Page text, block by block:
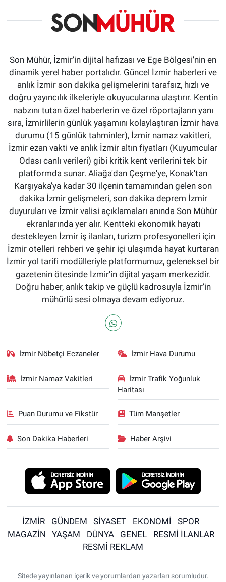
Son Mühür, İzmir’in dijital hafızası ve Ege Bölgesi'nin en
dinamik yerel haber portalıdır. Güncel İzmir haberleri ve
anlık İzmir son dakika gelişmelerini tarafsız, hızlı ve
doğru yayıncılık ilkeleriyle okuyucularına ulaştırır. Kentin
nabzını tutan özel haberlerin ve özel röportajların yanı
sıra, İzmirlilerin günlük yaşamını kolaylaştıran İzmir hava
durumu (15 günlük tahminler), İzmir namaz vakitleri,
İzmir ezan vakti ve anlık İzmir altın fiyatları (Kuyumcular
Odası canlı verileri) gibi kritik kent verilerini tek bir
platformda sunar. Aliağa'dan Çeşme'ye, Konak'tan
Karşıyaka'ya kadar 30 ilçenin tamamından gelen son
dakika İzmir gelişmeleri, son dakika deprem İzmir
duyuruları ve İzmir valisi açıklamaları anında Son Mühür
ekranlarında yer alır. Kentteki ekonomik hayatı
destekleyen İzmir iş ilanları, turizm profesyonelleri için
İzmir otelleri rehberi ve şehir içi ulaşımda hayat kurtaran
İzmir yol tarifi modülleriyle platformumuz, geleneksel bir
gazetenin ötesinde İzmir'in dijital yaşam merkezidir.
Doğru haber, anlık takip ve güçlü kadrosuyla İzmir’in
mühürlü sesi olmaya devam ediyoruz.
İzmir Nöbetçi Eczaneler İzmir Hava Durumu
İzmir Namaz Vakitleri
İzmir Trafik Yoğunluk
Haritası
Puan Durumu ve Fikstür Tüm Manşetler
Son Dakika Haberleri Haber Arşivi
İZMİR GÜNDEM SİYASET EKONOMİ
SPOR
MAGAZİN
YAŞAM DÜNYA GENEL
RESMİ İLANLAR
RESMİ REKLAM
Sitede yayınlanan içerik ve yorumlardan yazarları sorumludur.